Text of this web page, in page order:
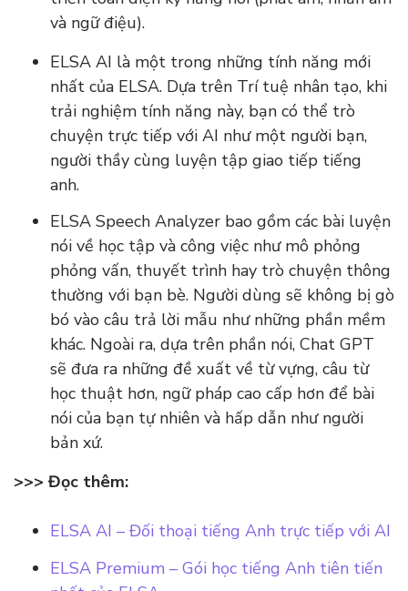
và ngữ điệu).
ELSA AI là một trong những tính năng mới
nhất của ELSA. Dựa trên Trí tuệ nhân tạo, khi
trải nghiệm tính năng này, bạn có thể trò
chuyện trực tiếp với AI như một người bạn,
người thầy cùng luyện tập giao tiếp tiếng
anh.
ELSA Speech Analyzer bao gồm các bài luyện
nói về học tập và công việc như mô phỏng
phỏng vấn, thuyết trình hay trò chuyện thông
thường với bạn bè. Người dùng sẽ không bị gò
bó vào câu trả lời mẫu như những phần mềm
khác. Ngoài ra, dựa trên phần nói, Chat GPT
sẽ đưa ra những đề xuất về từ vựng, câu từ
học thuật hơn, ngữ pháp cao cấp hơn để bài
nói của bạn tự nhiên và hấp dẫn như người
bản xứ.
>>> Đọc thêm:
ELSA AI – Đối thoại tiếng Anh trực tiếp với AI
ELSA Premium – Gói học tiếng Anh tiên tiến